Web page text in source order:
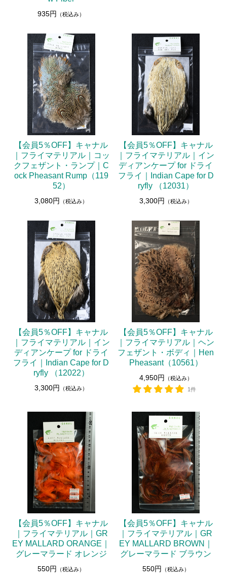
935円 （税込み）
【会員5％OFF】キャナル
｜フライマテリアル｜コッ
クフェザント・ランプ｜C
ock Pheasant Rump（119
52）
3,080円 （税込み）
【会員5％OFF】キャナル
｜フライマテリアル｜イン
ディアンケープ for ドライ
フライ｜Indian Cape for D
ryfly （12031）
3,300円 （税込み）
【会員5％OFF】キャナル
｜フライマテリアル｜イン
ディアンケープ for ドライ
フライ｜Indian Cape for D
ryfly （12022）
3,300円 （税込み）
【会員5％OFF】キャナル
｜フライマテリアル｜ヘン
フェザント・ボディ｜Hen
Pheasant（10561）
4,950円
（税込み）
1件
【会員5％OFF】キャナル
｜フライマテリアル｜GR
EY MALLARD ORANGE｜
グレーマラード オレンジ
550円 （税込み）
【会員5％OFF】キャナル
｜フライマテリアル｜GR
EY MALLARD BROWN｜
グレーマラード ブラウン
550円 （税込み）